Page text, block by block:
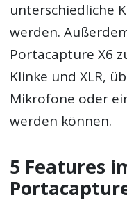
unterschiedliche
werden.
Portacapture X6
Klinke und XLR,
Mikrofone oder
werden können.
5 Features